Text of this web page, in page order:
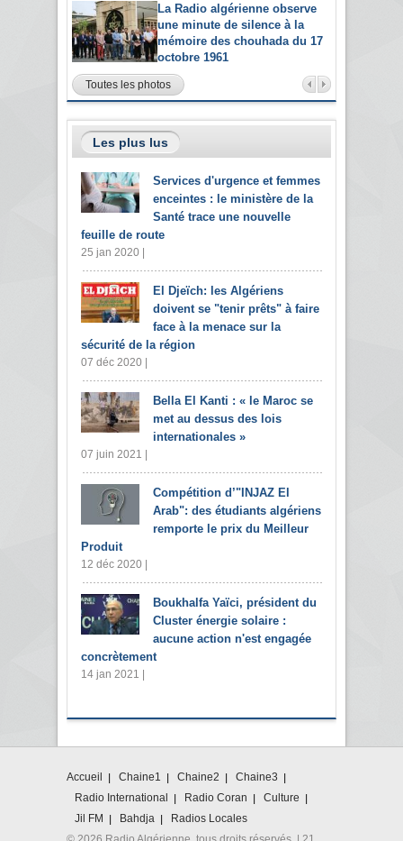
La Radio algérienne observe
une minute de silence à la
mémoire des chouhada du 17
octobre 1961
Toutes les photos
Les plus lus
Services d'urgence et femmes
enceintes : le ministère de la
Santé trace une nouvelle
feuille de route
25 jan 2020 |
El Djeïch: les Algériens
doivent se "tenir prêts" à faire
face à la menace sur la
sécurité de la région
07 déc 2020 |
Bella El Kanti : « le Maroc se
met au dessus des lois
internationales »
07 juin 2021 |
Compétition d’"INJAZ El
Arab": des étudiants algériens
remporte le prix du Meilleur
Produit
12 déc 2020 |
Boukhalfa Yaïci, président du
Cluster énergie solaire :
aucune action n'est engagée
concrètement
14 jan 2021 |
Accueil Chaine1 Chaine2
Chaine3
Radio International
Radio Coran
Culture
Jil FM
Bahdja
Radios Locales